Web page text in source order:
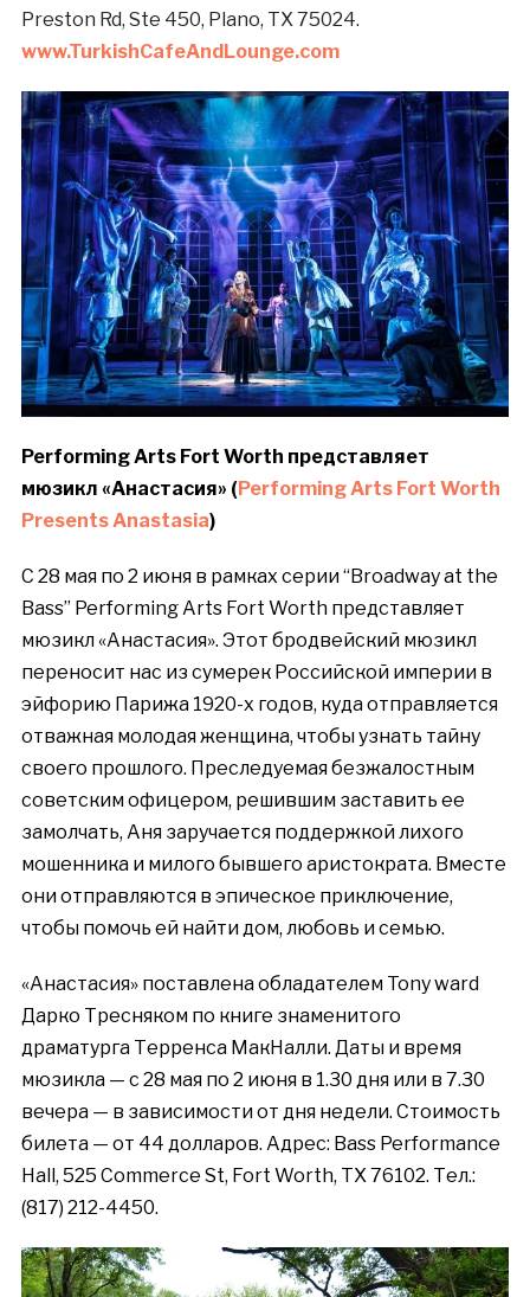
Preston Rd, Ste 450, Plano, TX 75024.
www.TurkishCafeAndLounge.com
Performing Arts Fort Worth представляет
мюзикл «Анастасия» (Performing Arts Fort Worth
Presents Anastasia)
С 28 мая по 2 июня в рамках серии“Broadway at the
Bass” Performing Arts Fort Worth представляет
мюзикл«Анастасия». Этот бродвейский мюзикл
переносит нас из сумерек Российской империи в
эйфорию Парижа 1920-х годов, куда отправляется
отважная молодая женщина, чтобы узнать тайну
своего прошлого. Преследуемая безжалостным
советским офицером, решившим заставить ее
замолчать, Аня заручается поддержкой лихого
мошенника и милого бывшего аристократа. Вместе
они отправляются в эпическое приключение,
чтобы помочь ей найти дом, любовь и семью.
«Анастасия» поставлена обладателем Tony ward
Дарко Тресняком по книге знаменитого
драматурга Терренса МакНалли. Даты и время
мюзикла — с 28 мая по 2 июня в 1.30 дня или в 7.30
вечера — в зависимости от дня недели. Стоимость
билета— от 44 долларов. Адрес: Bass Performance
Hall, 525 Commerce St, Fort Worth, TX 76102. Тел.:
(817) 212-4450.